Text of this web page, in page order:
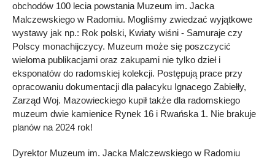
obchodów 100 lecia powstania Muzeum im. Jacka
Malczewskiego w Radomiu. Mogliśmy zwiedzać wyjątkowe
wystawy jak np.: Rok polski, Kwiaty wiśni - Samuraje czy
Polscy monachijczycy. Muzeum może się poszczycić
wieloma publikacjami oraz zakupami nie tylko dzieł i
eksponatów do radomskiej kolekcji. Postępują prace przy
opracowaniu dokumentacji dla pałacyku Ignacego Zabiełły,
Zarząd Woj. Mazowieckiego kupił także dla radomskiego
muzeum dwie kamienice Rynek 16 i Rwańska 1. Nie brakuje
planów na 2024 rok!
Dyrektor Muzeum im. Jacka Malczewskiego w Radomiu